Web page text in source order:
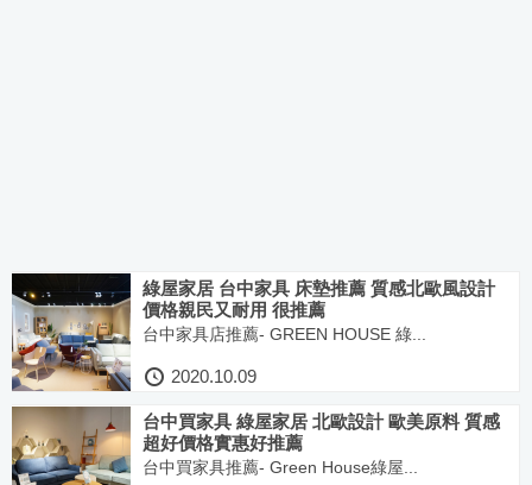
綠屋家居 台中家具 床墊推薦 質感北歐風設計
價格親民又耐用 很推薦
台中家具店推薦- GREEN HOUSE 綠...
2020.10.09
台中買家具 綠屋家居 北歐設計 歐美原料 質感
超好價格實惠好推薦
台中買家具推薦- Green House綠屋...